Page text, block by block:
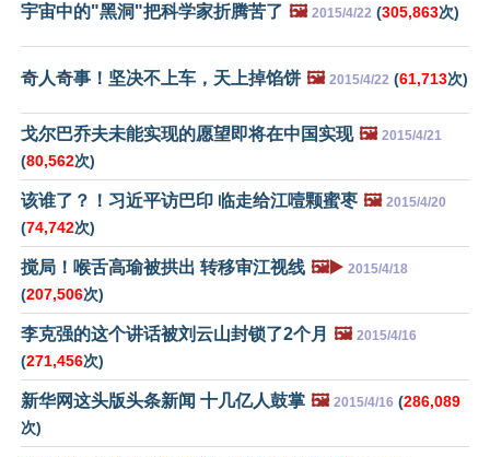
宇宙中的"黑洞"把科学家折腾苦了 🖼️ 2015/4/22 (305,863次)
奇人奇事！坚决不上车，天上掉馅饼 🖼️ 2015/4/22 (61,713次)
戈尔巴乔夫未能实现的愿望即将在中国实现 🖼️ 2015/4/21
(80,562次)
该谁了？！习近平访巴印 临走给江噎颗蜜枣 🖼️ 2015/4/20
(74,742次)
搅局！喉舌高瑜被拱出 转移审江视线 🖼️▶️ 2015/4/18
(207,506次)
李克强的这个讲话被刘云山封锁了2个月 🖼️ 2015/4/16
(271,456次)
新华网这头版头条新闻 十几亿人鼓掌 🖼️ 2015/4/16 (286,089
次)